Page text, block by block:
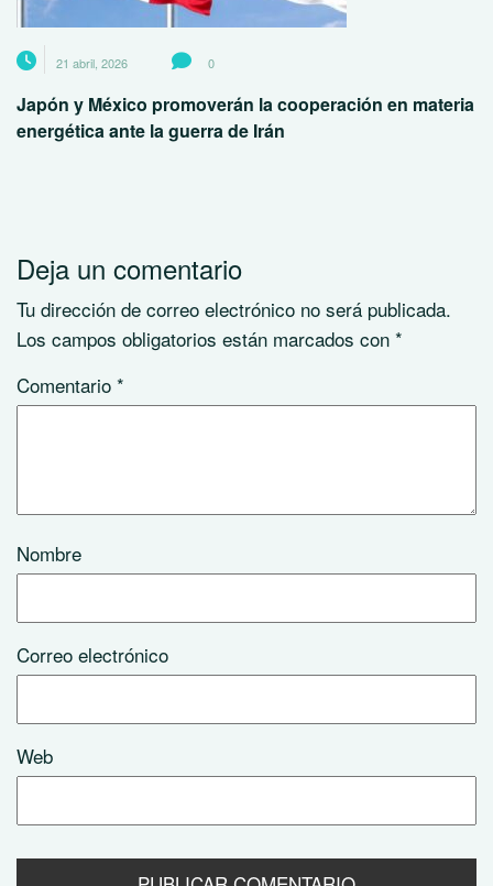
21 abril, 2026 0
Japón y México promoverán la cooperación en materia
energética ante la guerra de Irán
Deja un comentario
Tu dirección de correo electrónico no será publicada.
Los campos obligatorios están marcados con *
Comentario *
Nombre
Correo electrónico
Web